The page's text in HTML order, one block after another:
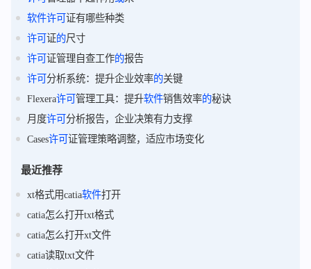
软件许可 证有哪些种类
许可 证的尺寸
许可 证管理自查工作的报告
许可 分析系统：提升企业效率的关键
Flexera许可 管理工具：提升软件销售效率的秘诀
月度许可 分析报告，企业决策有力支撑
Cases许可 证管理策略调整，适应市场变化
最近推荐
xt格式用catia软件打开
catia怎么打开txt格式
catia怎么打开xt文件
catia读取txt文件